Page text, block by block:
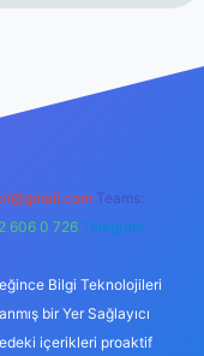
Teams:
606 0 726 Telegram:
Bilgi Teknolojileri
bir Yer Sağlayıcı
içerikleri proaktif